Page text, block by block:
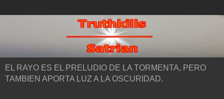
EL RAYO ES EL PRELUDIO DE LA TORMENTA, PERO
TAMBIEN APORTA LUZ A LA OSCURIDAD.